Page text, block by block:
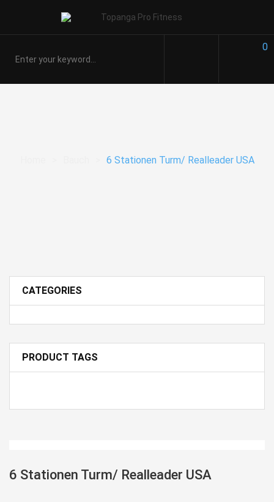
0
6 Stationen Turm/ Realleader USA
CATEGORIES
PRODUCT TAGS
6 Stationen Turm/ Realleader USA